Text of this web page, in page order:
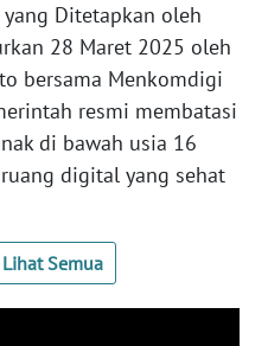
Ditetapkan oleh
28 Maret 2025 oleh
bersama Menkomdigi
resmi membatasi
di bawah usia 16
digital yang sehat
Lihat Semua